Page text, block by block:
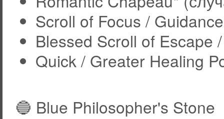
Scroll of Focus /
Blessed Scroll of Escape
Quick / Greater Healing
🔵 Blue Philosopher's Stone